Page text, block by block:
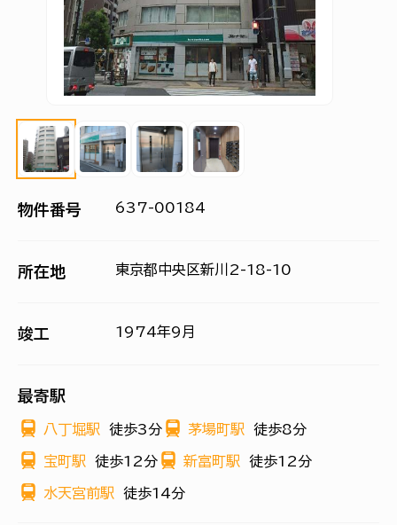
物件番号 637-00184
所在地 東京都中央区新川2-18-10
竣工 1974年9月
最寄駅
八丁堀駅 徒歩3分 茅場町駅 徒歩8分
宝町駅 徒歩12分 新富町駅 徒歩12分
水天宮前駅 徒歩14分